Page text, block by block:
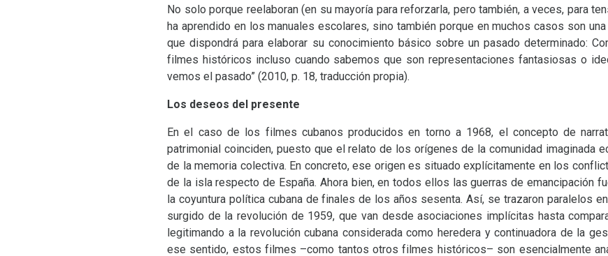
No solo porque reelaboran (en su mayoría para reforzarla, pero también, a veces, para
ha aprendido en los manuales escolares, sino también porque en muchos casos son
que dispondrá para elaborar su conocimiento básico sobre un pasado determinado:
filmes históricos incluso cuando sabemos que son representaciones fantasiosas o
vemos el pasado” (2010, p. 18, traducción propia).
Los deseos del presente
En el caso de los filmes cubanos producidos en torno a 1968, el concepto de
patrimonial coinciden, puesto que el relato de los orígenes de la comunidad imaginada
de la memoria colectiva. En concreto, ese origen es situado explícitamente en los
de la isla respecto de España. Ahora bien, en todos ellos las guerras de emancipación
la coyuntura política cubana de finales de los años sesenta. Así, se trazaron paralelos
surgido de la revolución de 1959, que van desde asociaciones implícitas hasta
legitimando a la revolución cubana considerada como heredera y continuadora de la
ese sentido, estos filmes –como tantos otros filmes históricos– son esencialmente